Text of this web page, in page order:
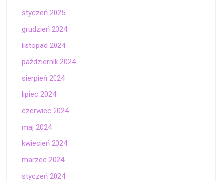
styczeń 2025
grudzień 2024
listopad 2024
październik 2024
sierpień 2024
lipiec 2024
czerwiec 2024
maj 2024
kwiecień 2024
marzec 2024
styczeń 2024